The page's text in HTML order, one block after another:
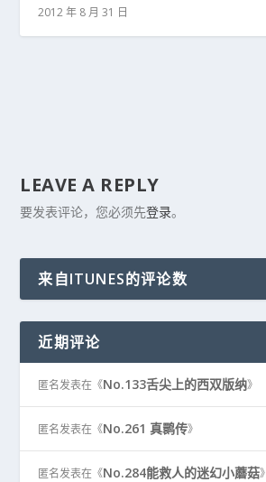
2012 年 8 月 31 日
LEAVE A REPLY
要发表评论，您必须先登录。
来自ITUNES的评论数
近期评论
匿名发表在《No.133舌尖上的西双版纳》
匿名发表在《No.261 真鹮传》
匿名发表在《No.284能救人的迷幻小蘑菇》